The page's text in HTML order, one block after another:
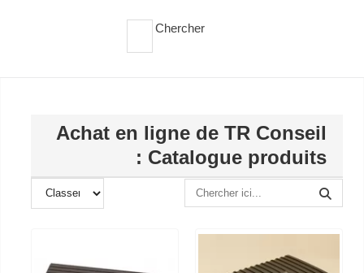
Chercher
Achat en ligne de TR Conseil
: Catalogue produits